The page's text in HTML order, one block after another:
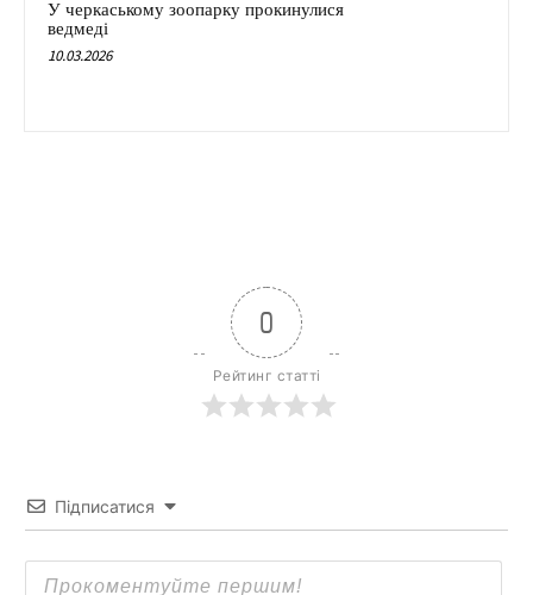
У черкаському зоопарку прокинулися
ведмеді
10.03.2026
0
Рейтинг статті
Підписатися